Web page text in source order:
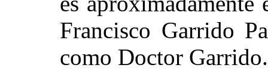
Francisco Garrido
como Doctor Garrido.